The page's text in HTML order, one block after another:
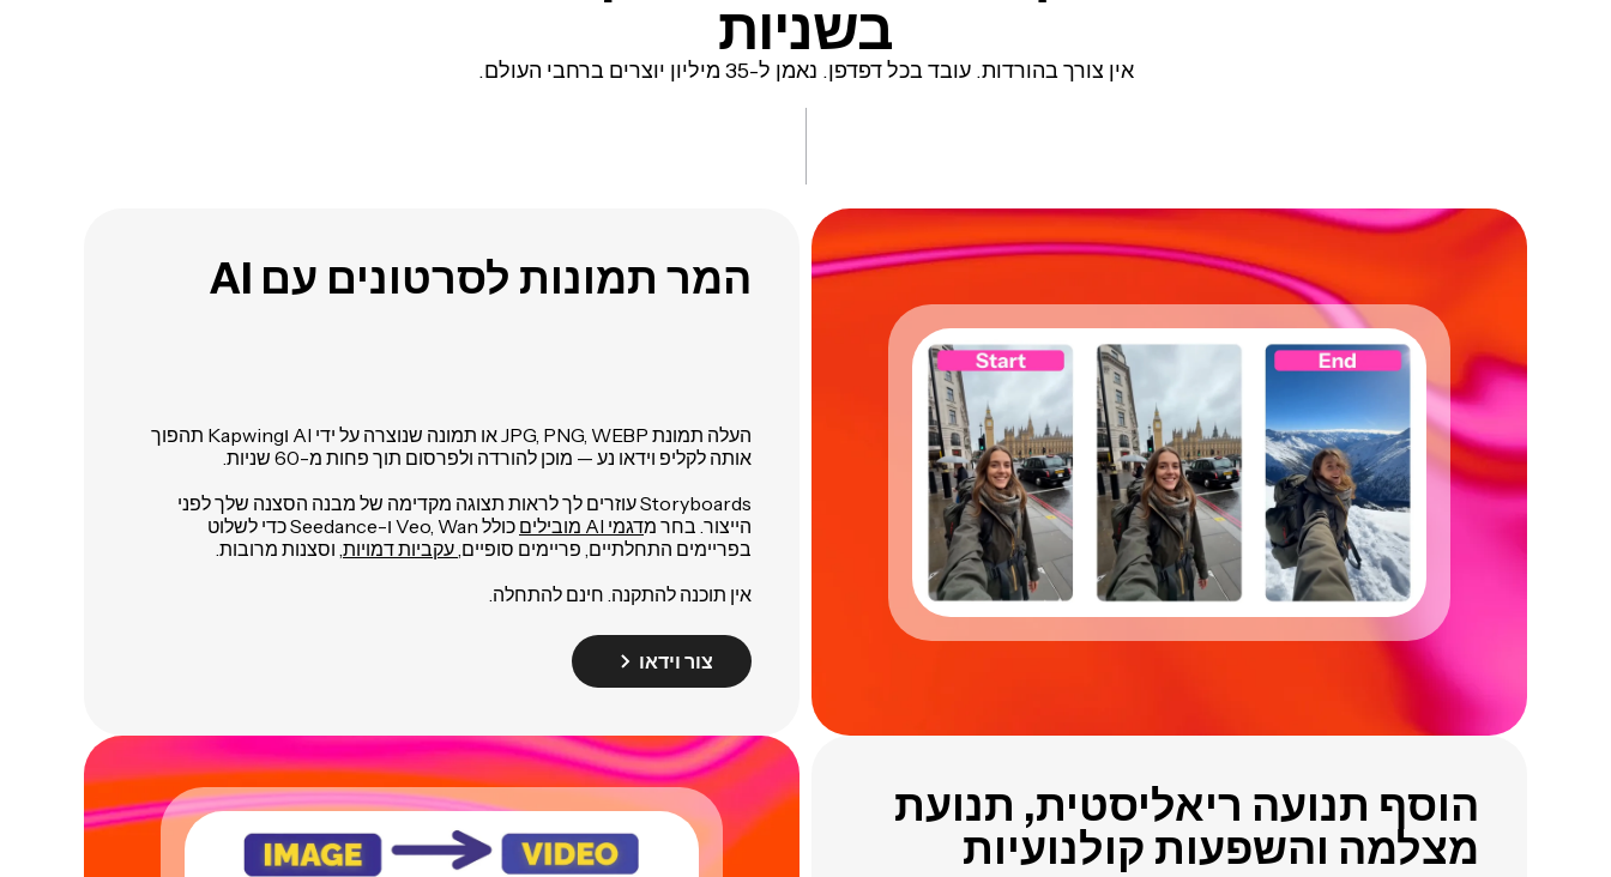
בשניות
אין צורך בהורדות. עובד בכל דפדפן. נאמן ל-35 מיליון יוצרים ברחבי העולם.
המר תמונות לסרטונים עם AI
העלה תמונת JPG, PNG, WEBP או תמונה שנוצרה על ידי AI וKapwing תהפוך
אותה לקליפ וידאו נע — מוכן להורדה ולפרסום תוך פחות מ-60 שניות.
Storyboards עוזרים לך לראות תצוגה מקדימה של מבנה הסצנה שלך לפני
הייצור. בחר מדגמי AI מובילים
כולל Veo, Wan ו-Seedance כדי לשלוט
בפריימים התחלתיים, פריימים סופיים,עקביות דמויות, וסצנות מרובות.
אין תוכנה להתקנה. חינם להתחלה.
צור וידאו
הוסף תנועה ריאליסטית, תנועת
מצלמה והשפעות קולנועיות